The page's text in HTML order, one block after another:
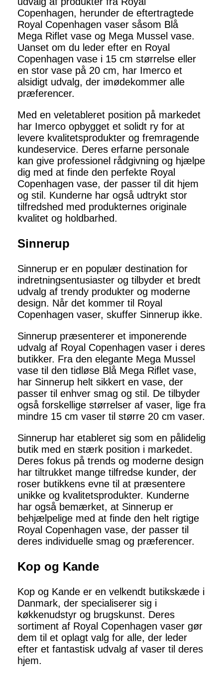
Copenhagen, herunder de eftertragtede
Royal Copenhagen vaser såsom Blå
Mega Riflet vase og Mega Mussel vase.
Uanset om du leder efter en Royal
Copenhagen vase i 15 cm størrelse eller
en stor vase på 20 cm, har Imerco et
alsidigt udvalg, der imødekommer alle
præferencer.
Med en veletableret position på markedet
har Imerco opbygget et solidt ry for at
levere kvalitetsprodukter og fremragende
kundeservice. Deres erfarne personale
kan give professionel rådgivning og hjælpe
dig med at finde den perfekte Royal
Copenhagen vase, der passer til dit hjem
og stil. Kunderne har også udtrykt stor
tilfredshed med produkternes originale
kvalitet og holdbarhed.
Sinnerup
Sinnerup er en populær destination for
indretningsentusiaster og tilbyder et bredt
udvalg af trendy produkter og moderne
design. Når det kommer til Royal
Copenhagen vaser, skuffer Sinnerup ikke.
Sinnerup præsenterer et imponerende
udvalg af Royal Copenhagen vaser i deres
butikker. Fra den elegante Mega Mussel
vase til den tidløse Blå Mega Riflet vase,
har Sinnerup helt sikkert en vase, der
passer til enhver smag og stil. De tilbyder
også forskellige størrelser af vaser, lige fra
mindre 15 cm vaser til større 20 cm vaser.
Sinnerup har etableret sig som en pålidelig
butik med en stærk position i markedet.
Deres fokus på trends og moderne design
har tiltrukket mange tilfredse kunder, der
roser butikkens evne til at præsentere
unikke og kvalitetsprodukter. Kunderne
har også bemærket, at Sinnerup er
behjælpelige med at finde den helt rigtige
Royal Copenhagen vase, der passer til
deres individuelle smag og præferencer.
Kop og Kande
Kop og Kande er en velkendt butikskæde i
Danmark, der specialiserer sig i
køkkenudstyr og brugskunst. Deres
sortiment af Royal Copenhagen vaser gør
dem til et oplagt valg for alle, der leder
efter et fantastisk udvalg af vaser til deres
hjem.